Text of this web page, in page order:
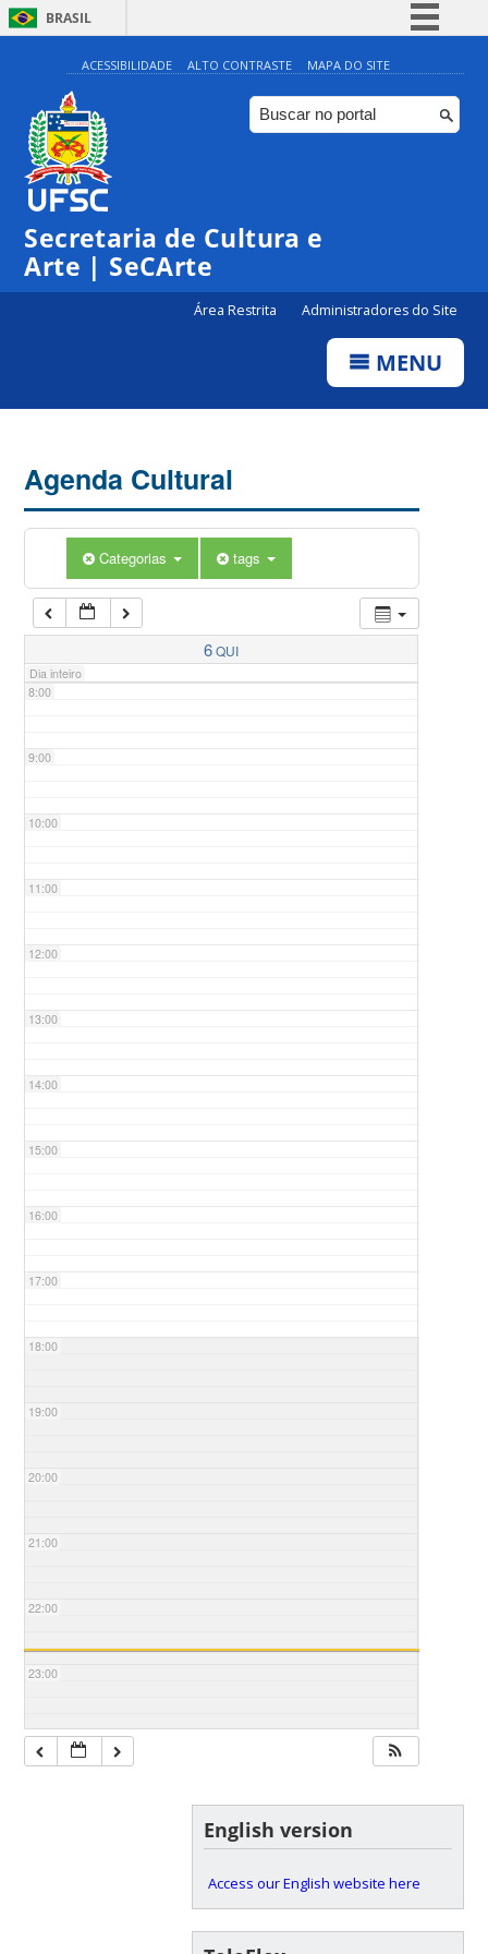
BRASIL
Simplifique!
Comunica BR
Participe
ACESSIBILIDADE ALTO CONTRASTE MAPA DO SITE
Secretaria de Cultura e
Arte | SeCArte
Área Restrita Administradores do Site
MENU
Agenda Cultural
Categorias tags
6QUI
Dia inteiro
0:00
1:00
5:00
7:00
8:00
9:00
10:00
11:00
12:00
13:00
14:00
15:00
16:00
17:00
18:00
19:00
20:00
21:00
22:00
23:00
English version
Access our English website here